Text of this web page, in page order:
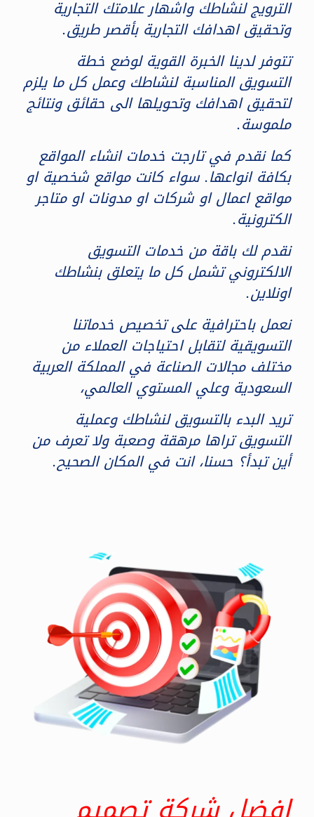
الترويج لنشاطك واشهار علامتك التجارية
وتحقيق اهدافك التجارية بأقصر طريق.
تتوفر لدينا الخبرة القوية لوضع خطة
التسويق المناسبة لنشاطك وعمل كل ما يلزم
لتحقيق اهدافك وتحويلها الى حقائق ونتائج
ملموسة.
كما نقدم في تارجت خدمات انشاء المواقع
بكافة انواعها. سواء كانت مواقع شخصية او
مواقع اعمال او شركات او مدونات او متاجر
الكترونية.
نقدم لك باقة من خدمات التسويق
الالكتروني تشمل كل ما يتعلق بنشاطك
اونلاين.
نعمل باحترافية على تخصيص خدماتنا
التسويقية لتقابل احتياجات العملاء من
مختلف مجالات الصناعة في المملكة العربية
السعودية وعلي المستوي العالمي،
تريد البدء بالتسويق لنشاطك وعملية
التسويق تراها مرهقة وصعبة ولا تعرف من
أين تبدأ؟ حسنا، انت في المكان الصحيح.